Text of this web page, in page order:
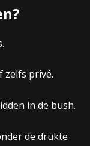
privé.
in de bush.
de drukte